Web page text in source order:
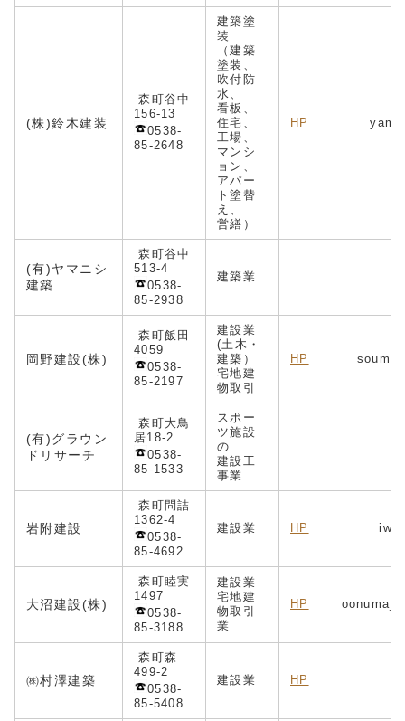
(株)鈴木建装
森町谷中
156-13
0538-
85-2648
建築塗
装
（建築
塗装、
吹付防
水、
看板、
住宅、
工場、
マンシ
ョン、
アパー
ト塗替
え、
営繕）
HP
(有)ヤマニシ
建築
森町谷中
513-4
0538-
85-2938
建築業
岡野建設(株)
森町飯田
4059
0538-
85-2197
建設業
(土木・
建築）
宅地建
物取引
HP
(有)グラウン
ドリサーチ
森町大鳥
居18-2
0538-
85-1533
スポー
ツ施設
の
建設工
事業
岩附建設
森町問詰
1362-4
0538-
85-4692
建設業 HP
大沼建設(株)
森町睦実
1497
0538-
85-3188
建設業
宅地建
物取引
業
HP
㈱村澤建築
森町森
499-2
0538-
85-5408
建設業 HP